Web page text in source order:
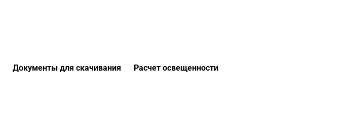
Документы для скачивания Расчет освещенности